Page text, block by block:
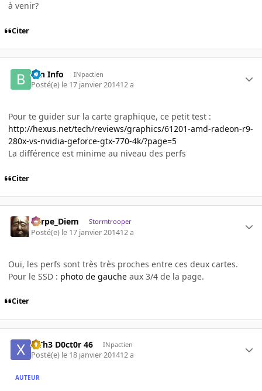
à venir?
Citer
Brn Info INpactien
Posté(e) le 17 janvier 201412 a
Pour te guider sur la carte graphique, ce petit test :
http://hexus.net/tech/reviews/graphics/61201-amd-radeon-r9-
280x-vs-nvidia-geforce-gtx-770-4k/?page=5
La différence est minime au niveau des perfs
Citer
Carpe_Diem Stormtrooper
Posté(e) le 17 janvier 201412 a
Oui, les perfs sont très très proches entre ces deux cartes.
Pour le SSD : photo de gauche aux 3/4 de la page.
Citer
x Th3 D0ct0r 46 INpactien
Posté(e) le 18 janvier 201412 a
AUTEUR